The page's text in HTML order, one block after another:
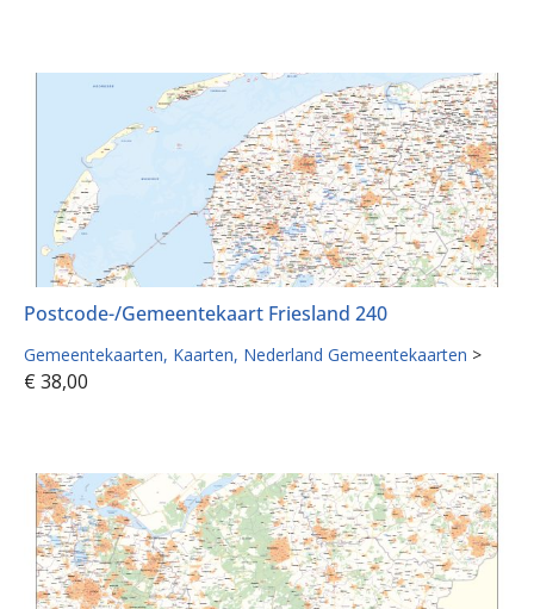
Postcode-/Gemeentekaart Friesland 240
Gemeentekaarten Kaarten Nederland Gemeentekaarten >
€ 38,00